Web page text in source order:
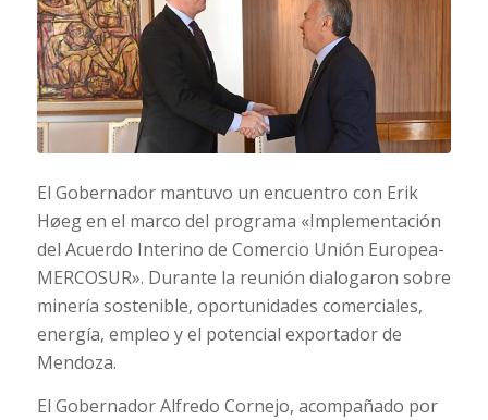
El Gobernador mantuvo un encuentro con Erik
Høeg en el marco del programa «Implementación
del Acuerdo Interino de Comercio Unión Europea-
MERCOSUR». Durante la reunión dialogaron sobre
minería sostenible, oportunidades comerciales,
energía, empleo y el potencial exportador de
Mendoza.
El Gobernador Alfredo Cornejo, acompañado por